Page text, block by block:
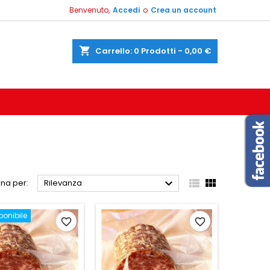
Benvenuto, Accedi o Crea un account
shopping_cart Carrello: 0 Prodotti - 0,00 €
per: Rilevanza   
favorite_border favorite_border